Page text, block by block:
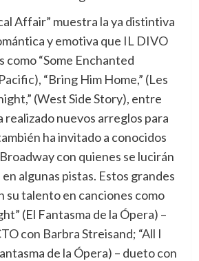
Affair” muestra la ya distintiva
y emotiva que IL DIVO
como “Some Enchanted
“Bring Him Home,” (Les
(West Side Story), entre
realizado nuevos arreglos para
ha invitado a conocidos
con quienes se lucirán
algunas pistas. Estos grandes
su talento en canciones como
(El Fantasma de la Ópera) –
con Barbra Streisand; “All I
de la Ópera) – dueto con